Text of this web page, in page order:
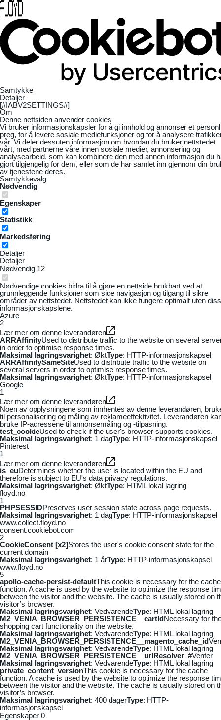
Samtykke
Detaljer
[#IABV2SETTINGS#]
Om
Denne nettsiden anvender cookies
Vi bruker informasjonskapsler for å gi innhold og annonser et
preg, for å levere sosiale mediefunksjoner og for å analysere
vår. Vi deler dessuten informasjon om hvordan du bruker nettstedet
vårt, med partnerne våre innen sosiale medier, annonsering og
analysearbeid, som kan kombinere den med annen informasjon du
gjort tilgjengelig for dem, eller som de har samlet inn gjennom din
av tjenestene deres.
Samtykkevalg
Nødvendig
Egenskaper
Statistikk
Markedsføring
Detaljer
Detaljer
Nødvendig 12
Nødvendige cookies bidra til å gjøre en nettside brukbart ved at
grunnleggende funksjoner som side navigasjon og tilgang til sikre
områder av nettstedet. Nettstedet kan ikke fungere optimalt uten
informasjonskapslene.
Azure
2
Lær mer om denne leverandøren
ARRAffinityUsed to distribute traffic to the website on several
in order to optimise response times.
Maksimal lagringsvarighet: ØktType: HTTP-informasjonskapsel
ARRAffinitySameSiteUsed to distribute traffic to the website on
several servers in order to optimise response times.
Maksimal lagringsvarighet: ØktType: HTTP-informasjonskapsel
Google
1
Lær mer om denne leverandøren
Noen av opplysningene som innhentes av denne leverandøren,
til personalisering og måling av reklameeffektivitet. Leverandøren
bruke IP-adressene til annonsemåling og -tilpasning.
test_cookieUsed to check if the user's browser supports cookies.
Maksimal lagringsvarighet: 1 dagType: HTTP-informasjonskapsel
Pinterest
1
Lær mer om denne leverandøren
is_euDetermines whether the user is located within the EU and
therefore is subject to EU's data privacy regulations.
Maksimal lagringsvarighet: ØktType: HTML lokal lagring
floyd.no
1
PHPSESSIDPreserves user session state across page requests.
Maksimal lagringsvarighet: 1 dagType: HTTP-informasjonskapsel
www.collect.floyd.no
consent.cookiebot.com
2
CookieConsent [x2]Stores the user's cookie consent state for the
current domain
Maksimal lagringsvarighet: 1 årType: HTTP-informasjonskapsel
www.floyd.no
5
apollo-cache-persist-defaultThis cookie is necessary for the cache
function. A cache is used by the website to optimize the response
between the visitor and the website. The cache is usually stored on
visitor’s browser.
Maksimal lagringsvarighet: VedvarendeType: HTML lokal lagring
M2_VENIA_BROWSER_PERSISTENCE__cartIdNecessary for the
shopping cart functionality on the website.
Maksimal lagringsvarighet: VedvarendeType: HTML lokal lagring
M2_VENIA_BROWSER_PERSISTENCE__magento_cache_id
Maksimal lagringsvarighet: VedvarendeType: HTML lokal lagring
M2_VENIA_BROWSER_PERSISTENCE__urlResolver_#Venter
Maksimal lagringsvarighet: VedvarendeType: HTML lokal lagring
private_content_versionThis cookie is necessary for the cache
function. A cache is used by the website to optimize the response
between the visitor and the website. The cache is usually stored on
visitor’s browser.
Maksimal lagringsvarighet: 400 dagerType: HTTP-
informasjonskapsel
Egenskaper 0